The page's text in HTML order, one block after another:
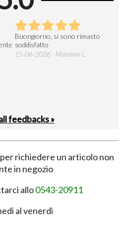
Buongiorno, si sono rimasto
soddisfatto
15-06-2026 - Massimo L.
feedbacks »
richiedere un articolo non
in negozio
allo0543-20911
al venerdì